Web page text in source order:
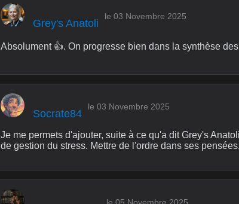
Grey's Anatoli
le 03 Novembre 2025
Absolument 👍. On progresse bien dans la synthèse
Socrate84
le 03 Novembre 2025
Je me permets d'ajouter, suite à ce qu'a dit Grey's
de gestion du stress. Mettre de l'ordre dans ses